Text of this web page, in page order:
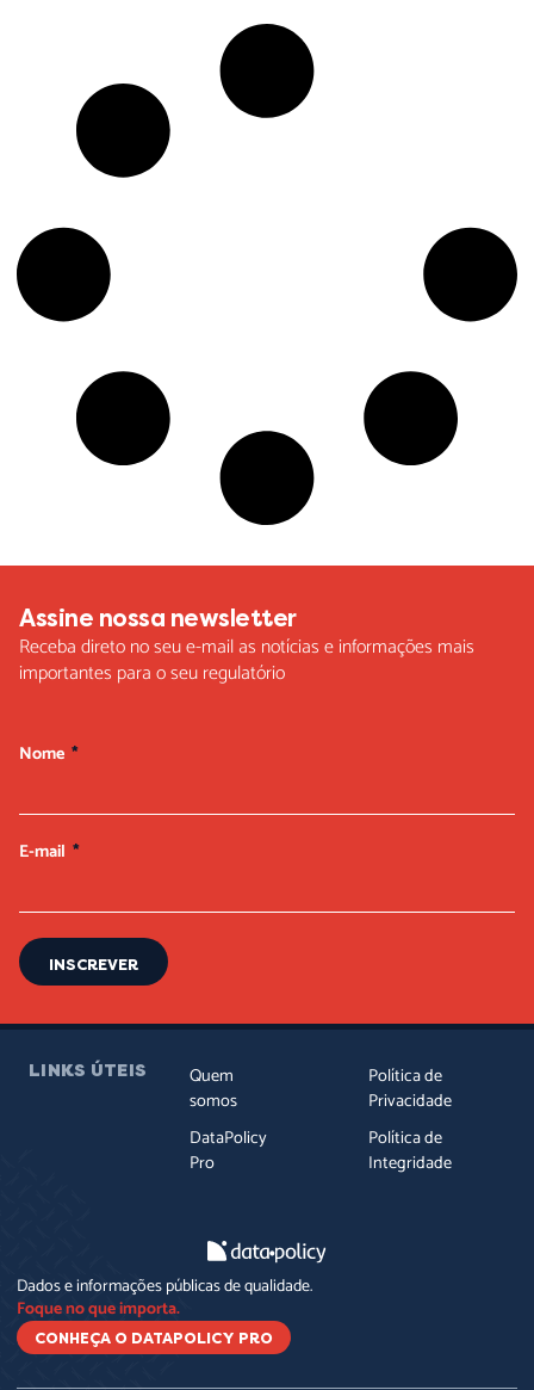
Assine nossa newsletter
Receba direto no seu e-mail as notícias e informações mais
importantes para o seu regulatório
Nome
E-mail
INSCREVER
LINKS ÚTEIS
Quem
somos
DataPolicy
Pro
Política de
Privacidade
Política de
Integridade
Dados e informações públicas de qualidade.
Foque no que importa.
CONHEÇA O DATAPOLICY PRO